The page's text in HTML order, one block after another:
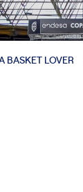
BASKET LOVER